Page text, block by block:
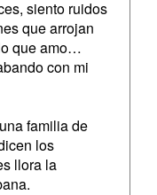
siento ruidos
que arrojan
que amo…
con mi
familia de
los
llora la